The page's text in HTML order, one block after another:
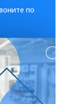
по